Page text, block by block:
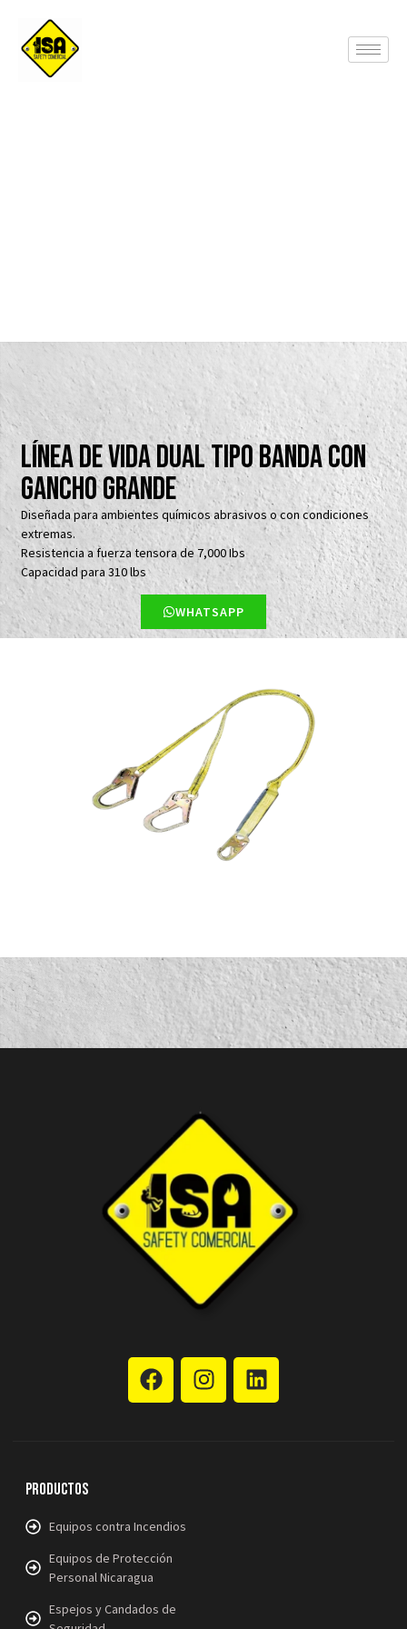
Línea de vida dual tipo banda con
gancho grande
Diseñada para ambientes químicos abrasivos o con condiciones
extremas.
Resistencia a fuerza tensora de 7,000 Ibs
Capacidad para 310 lbs
WHATSAPP
Productos
Equipos contra Incendios
Equipos de Protección
Personal Nicaragua
Espejos y Candados de